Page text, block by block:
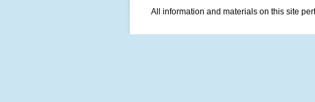
All information and materials on this site